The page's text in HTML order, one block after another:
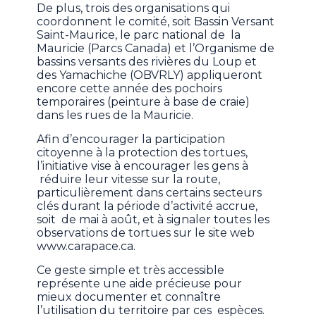
De plus, trois des organisations qui
coordonnent le comité, soit Bassin Versant
Saint-Maurice, le parc national de la
Mauricie (Parcs Canada) et l’Organisme de
bassins versants des rivières du Loup et
des Yamachiche (OBVRLY) appliqueront
encore cette année des pochoirs
temporaires (peinture à base de craie)
dans les rues de la Mauricie.
Afin d’encourager la participation
citoyenne à la protection des tortues,
l’initiative vise à encourager les gens à
réduire leur vitesse sur la route,
particulièrement dans certains secteurs
clés durant la période d’activité accrue,
soit de mai à août, et à signaler toutes les
observations de tortues sur le site web
www.carapace.ca.
Ce geste simple et très accessible
représente une aide précieuse pour
mieux documenter et connaître
l’utilisation du territoire par ces espèces.